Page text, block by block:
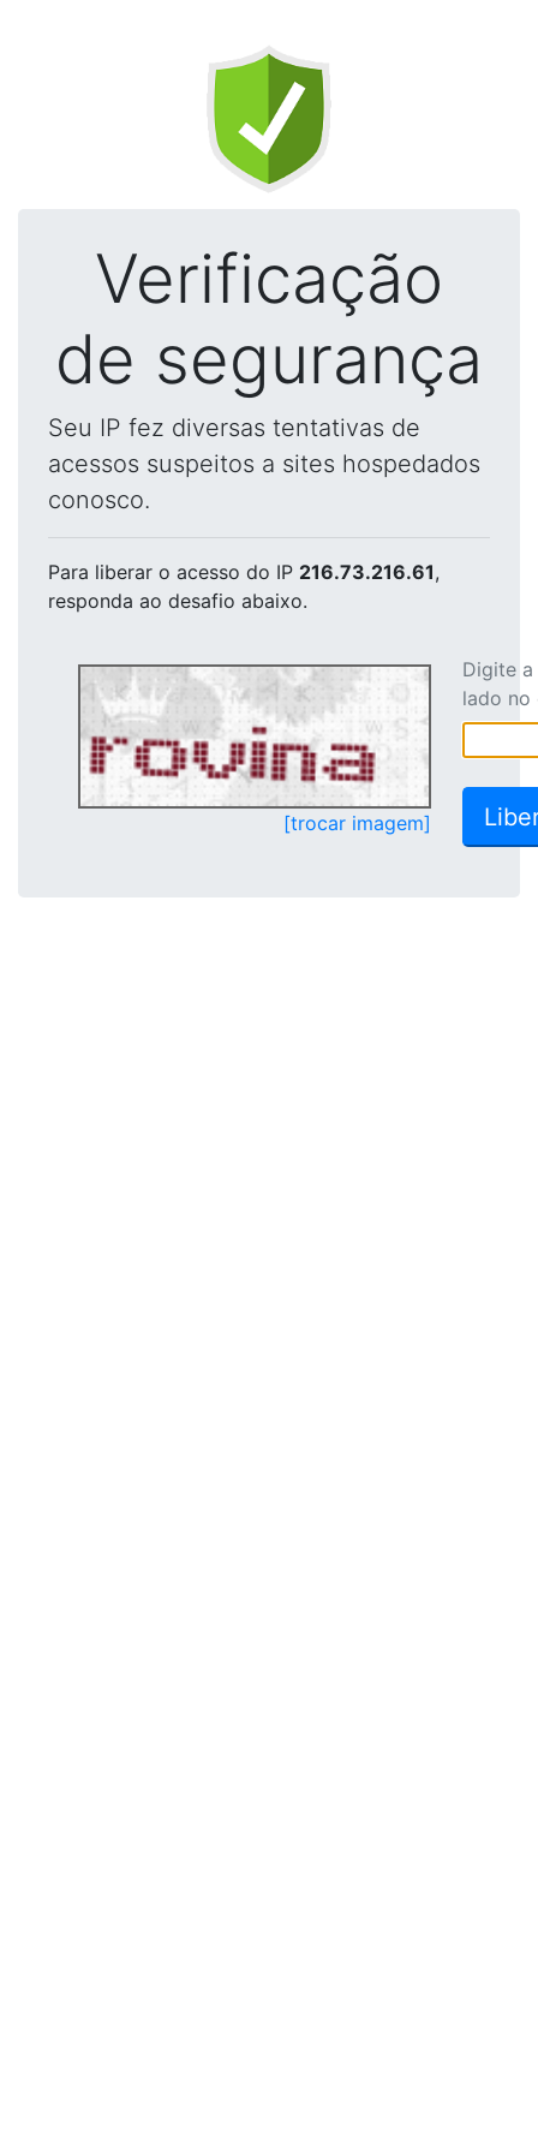
Verificação
de segurança
Seu IP fez diversas tentativas de
acessos suspeitos a sites hospedados
conosco.
Para liberar o acesso do IP 216.73.216.61,
responda ao desafio abaixo.
[trocar imagem]
Digite
lado no